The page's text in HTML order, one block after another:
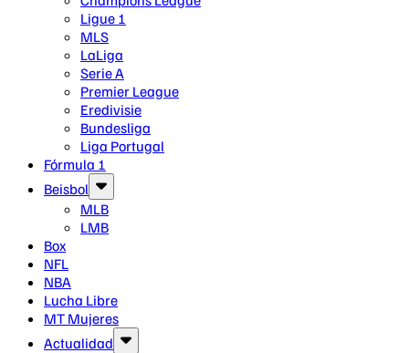
Ligue 1
MLS
LaLiga
Serie A
Premier League
Eredivisie
Bundesliga
Liga Portugal
Fórmula 1
Beisbol
MLB
LMB
Box
NFL
NBA
Lucha Libre
MT Mujeres
Actualidad